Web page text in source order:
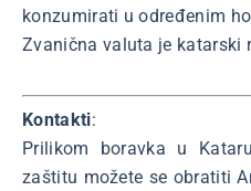
konzumirati u određenim
Zvanična valuta je katarski
Kontakti:
Prilikom boravka u
zaštitu možete se obratiti